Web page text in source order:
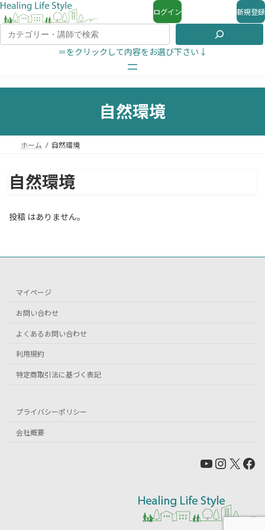
ログイン 新規登録
＝をクリックして内容をお選び下さい↓
自然環境
ホーム 自然環境
自然環境
投稿 はありません。
マイページ
お問い合わせ
よくあるお問い合わせ
利用規約
特定商取引法に基づく表記
プライバシーポリシー
会社概要